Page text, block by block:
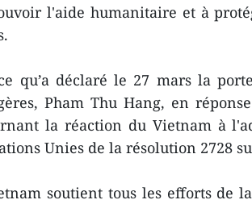
l'aide humanitaire et à
ce qu’a déclaré le 27 mars la
Pham Thu Hang, en
la réaction du Vietnam à
Unies de la résolution 2728
soutient tous les efforts de